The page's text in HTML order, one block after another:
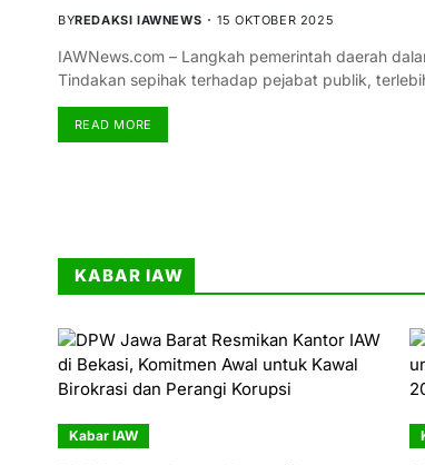
BYREDAKSI IAWNEWS 15 OKTOBER 2025
IAWNews.com – Langkah pemerintah daerah
Tindakan sepihak terhadap pejabat publik,
READ MORE
KABAR IAW
Kabar IAW